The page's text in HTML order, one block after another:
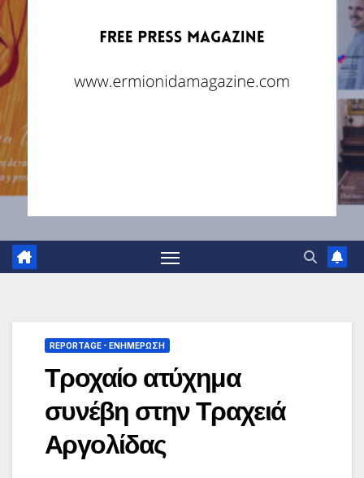
REPORTAGE - EΝΗΜΈΡΩΣΗ
Τροχαίο ατύχημα
συνέβη στην Τραχειά
Αργολίδας